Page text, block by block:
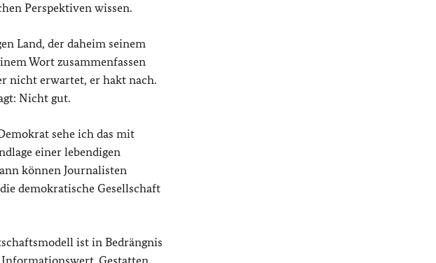
Perspektiven wissen.
Land, der daheim seinem
Wort zusammenfassen
nicht erwartet, er hakt nach.
Nicht gut.
sehe ich das mit
einer lebendigen
können Journalisten
demokratische Gesellschaft
ist in Bedrängnis
Gestatten